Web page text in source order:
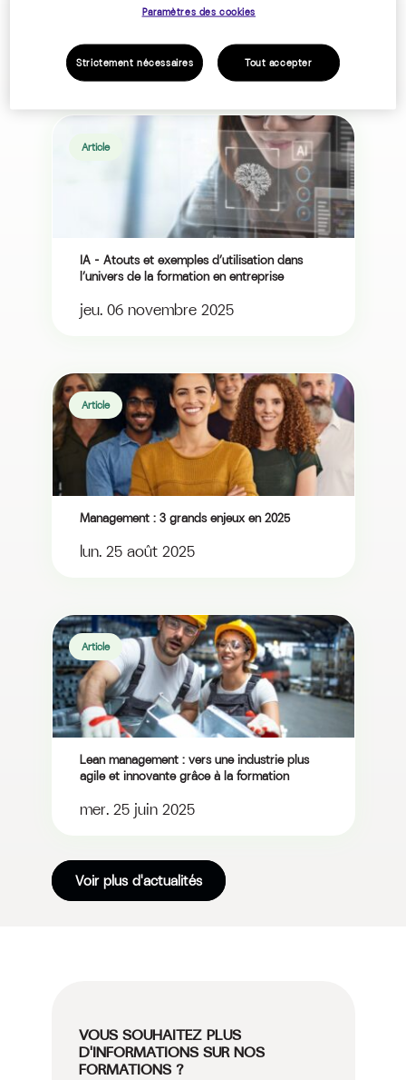
VOIRAUSSI
Article
IA – Atouts et exemples d’utilisation dans
l’univers de la formation en entreprise
jeu. 06 novembre 2025
Article
Management : 3 grands enjeux en 2025
lun. 25 août 2025
Article
​​​Lean management : vers une industrie plus
agile et innovante grâce à la formation
mer. 25 juin 2025
Voir plus d'actualités
VOUS SOUHAITEZ PLUS
D'INFORMATIONS SUR NOS
FORMATIONS ?
Paramètres des cookies
Strictement nécessaires Tout accepter